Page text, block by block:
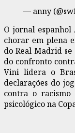
— anny
O jornal espanhol
chorar em plena
do Real Madrid
do confronto
Vini lidera o
declarações do
contra o
psicológico na